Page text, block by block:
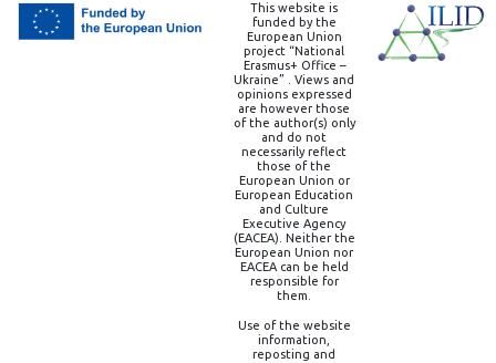
This website is
funded by the
European Union
project “National
Erasmus+ Office –
Ukraine” . Views and
opinions expressed
are however those
of the author(s) only
and do not
necessarily reflect
those of the
European Union or
European Education
and Culture
Executive Agency
(EACEA). Neither the
European Union nor
EACEA can be held
responsible for
them.
Use of the website
information,
reposting and